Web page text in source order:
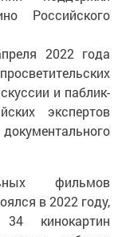
Российского
2022 года
и паблик-
экспертов
фильмов
в 2022 году,
кинокартин